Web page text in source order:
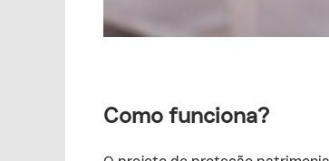
Como funciona?